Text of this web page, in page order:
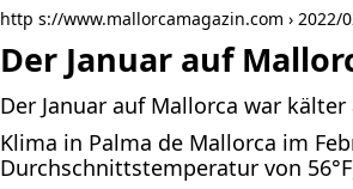
http s://www.mallorcamagazin.com › 2022/
Der Januar auf
Der Januar auf Mallorca war
Klima in Palma de Mallorca im
Durchschnittstemperatur von